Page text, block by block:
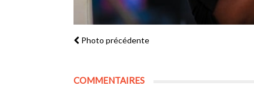
Photo précédente
COMMENTAIRES